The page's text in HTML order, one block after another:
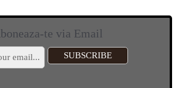
te via Email